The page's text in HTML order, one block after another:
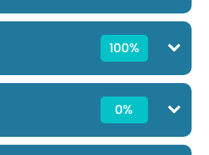
100%
0%